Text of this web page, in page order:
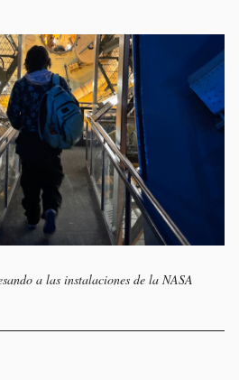
a las instalaciones de la NASA